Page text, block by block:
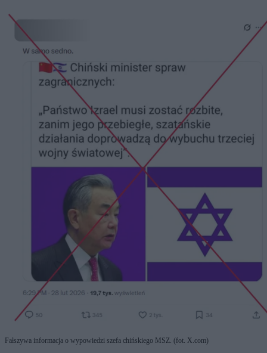
Fałszywa informacja o wypowiedzi szefa chińskiego MSZ. (fot. X.com)